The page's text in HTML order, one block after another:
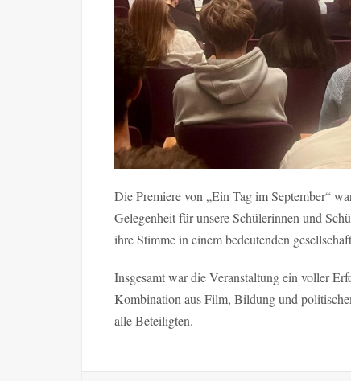
Die Premiere von „Ein Tag im September“
Gelegenheit für unsere Schülerinnen und
ihre Stimme in einem bedeutenden
Insgesamt war die Veranstaltung ein voller
Kombination aus Film, Bildung und
alle Beteiligten.